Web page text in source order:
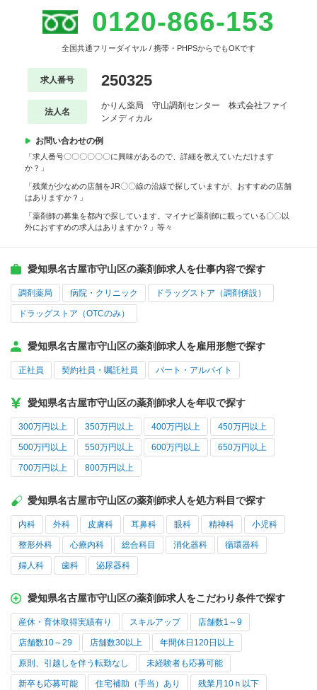
0120-866-153
全国共通フリーダイヤル / 携帯・PHPSからでもOKです
求人番号 250325
法人名
かりん薬局 守山調剤センター 株式会社ファイ
ンメディカル
お問い合わせの例
「求人番号〇〇〇〇〇〇に興味があるので、詳細を教えていただけます
か？」
「残業が少なめの店舗をJR〇〇線の沿線で探していますが、おすすめの店舗
はありますか？」
「薬剤師の募集を都内で探しています。マイナビ薬剤師に載っている〇〇以
外におすすめの求人はありますか？」等々
愛知県名古屋市守山区の薬剤師求人を仕事内容で探す
調剤薬局 病院・クリニック ドラッグストア（調剤併設）
ドラッグストア（OTCのみ）
愛知県名古屋市守山区の薬剤師求人を雇用形態で探す
正社員 契約社員・嘱託社員 パート・アルバイト
愛知県名古屋市守山区の薬剤師求人を年収で探す
300万円以上 350万円以上 400万円以上 450万円以上
500万円以上 550万円以上 600万円以上 650万円以上
700万円以上 800万円以上
愛知県名古屋市守山区の薬剤師求人を処方科目で探す
内科 外科 皮膚科 耳鼻科 眼科 精神科 小児科
整形外科 心療内科 総合科目 消化器科 循環器科
婦人科 歯科 泌尿器科
愛知県名古屋市守山区の薬剤師求人をこだわり条件で探す
産休・育休取得実績有り スキルアップ 店舗数1～9
店舗数10～29 店舗数30以上 年間休日120日以上
原則、引越しを伴う転勤なし 未経験者も応募可能
新卒も応募可能 住宅補助（手当）あり 残業月10ｈ以下